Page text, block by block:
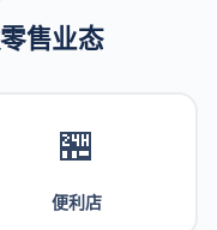
售业态
🏪
便利店